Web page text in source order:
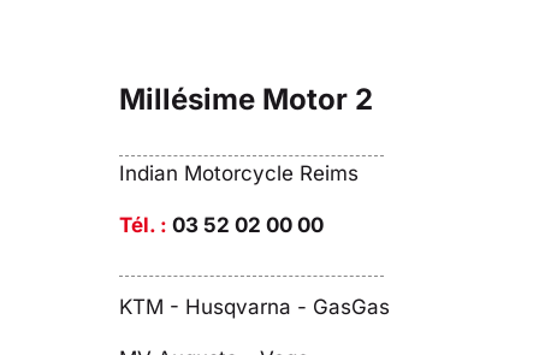
Millésime Motor 2
Indian Motorcycle Reims
Tél. : 03 52 02 00 00
KTM - Husqvarna - GasGas